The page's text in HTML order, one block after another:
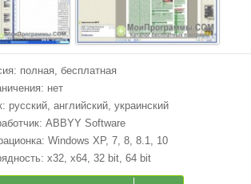
полная, бесплатная
нет
русский, английский, украинский
ABBYY Software
Windows XP, 7, 8, 8.1, 10
x32, x64, 32 bit, 64 bit